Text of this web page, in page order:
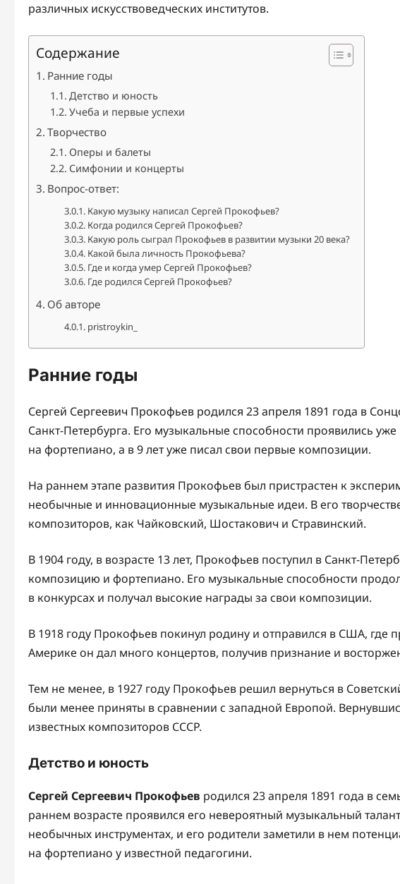
различных искусствоведческих институтов.
Содержание
Ранние годы
Детство и юность
Учеба и первые успехи
Творчество
Оперы и балеты
Симфонии и концерты
Вопрос-ответ:
Какую музыку написал Сергей Прокофьев?
Когда родился Сергей Прокофьев?
Какую роль сыграл Прокофьев в развитии музыки 20 века?
Какой была личность Прокофьева?
Где и когда умер Сергей Прокофьев?
Где родился Сергей Прокофьев?
Об авторе
pristroykin_
Ранние годы
Сергей Сергеевич Прокофьев родился 23 апреля 1891 года в
Санкт-Петербурга. Его музыкальные способности проявились уже
на фортепиано, а в 9 лет уже писал свои первые композиции.
На раннем этапе развития Прокофьев был пристрастен к
необычные и инновационные музыкальные идеи. В его
композиторов, как Чайковский, Шостакович и Стравинский.
В 1904 году, в возрасте 13 лет, Прокофьев поступил в Санкт-
композицию и фортепиано. Его музыкальные способности
в конкурсах и получал высокие награды за свои композиции.
В 1918 году Прокофьев покинул родину и отправился в США, где
Америке он дал много концертов, получив признание и
Тем не менее, в 1927 году Прокофьев решил вернуться в
были менее приняты в сравнении с западной Европой.
известных композиторов СССР.
Детство и юность
Сергей Сергеевич Прокофьев родился 23 апреля 1891 года в
раннем возрасте проявился его невероятный музыкальный
необычных инструментах, и его родители заметили в нем
на фортепиано у известной педагогини.